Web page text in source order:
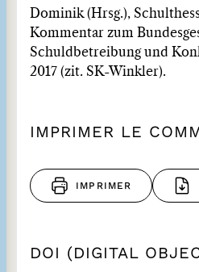
Dominik (Hrsg.),
Kommentar zum
Schuldbetreibung und
2017 (zit. SK-Winkler).
IMPRIMER LE
IMPRIMER
DOI (DIGITAL